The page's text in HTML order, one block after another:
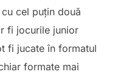
cel puțin două
fi jocurile junior
fi jucate în formatul
formate mai